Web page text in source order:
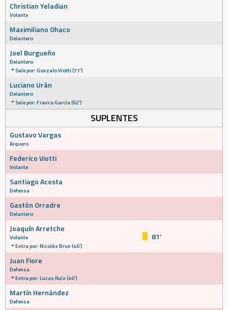
Christian Yeladian
Volante
Maximiliano Ohaco
Delantero
Joel Burgueño
Delantero
Sale por: Gonzalo Viotti (77')
Luciano Urán
Delantero
Sale por: Franco García (62')
SUPLENTES
Gustavo Vargas
Arquero
Federico Viotti
Volante
Santiago Acosta
Defensa
Gastón Orradre
Delantero
Joaquín Arretche
Volante
Entra por: Nicolás Brun (46')
81'
Juan Fiore
Defensa
Entra por: Lucas Ruíz (46')
Martín Hernández
Defensa